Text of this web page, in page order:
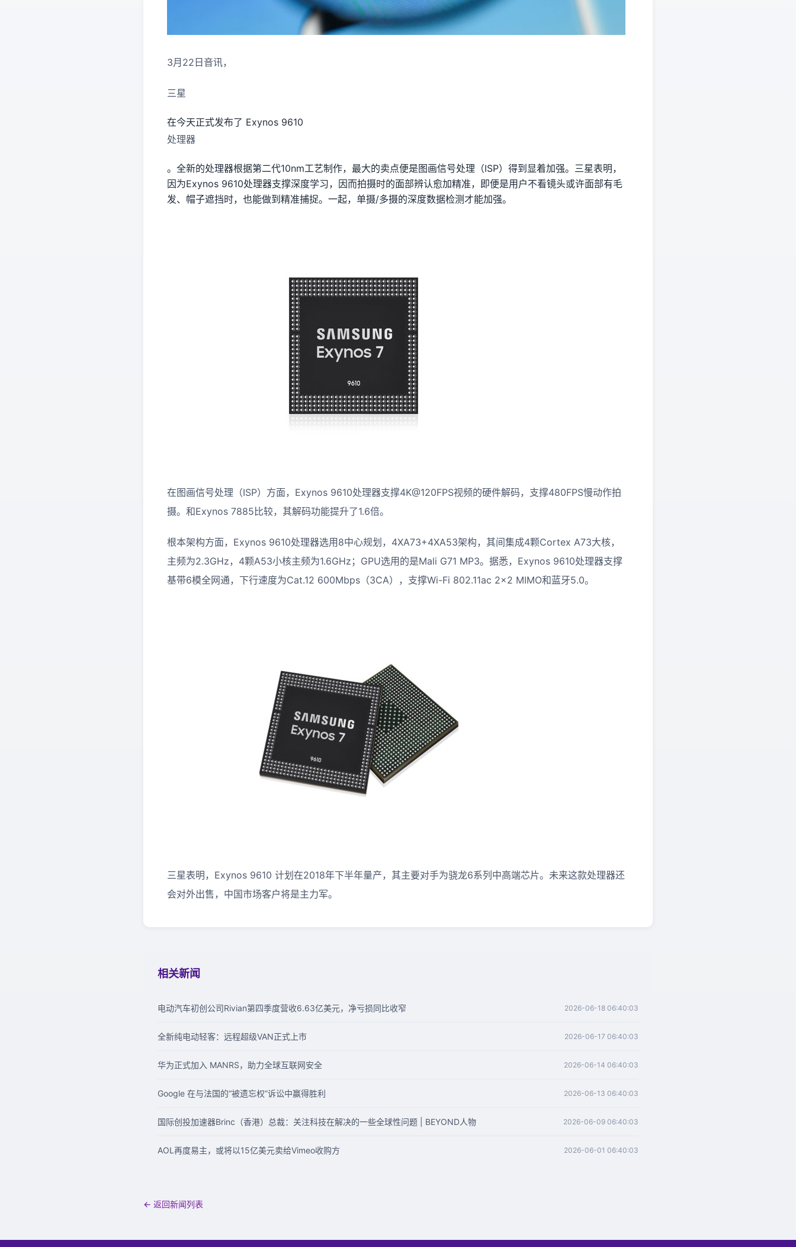
3月22日音讯，
三星
在今天正式发布了 Exynos 9610
处理器
。全新的处理器根据第二代10nm工艺制作，最大的卖点便是图画信号处理（ISP）得到显着加强。三星表明，
因为Exynos 9610处理器支撑深度学习，因而拍摄时的面部辨认愈加精准，即便是用户不看镜头或许面部有毛
发、帽子遮挡时，也能做到精准捕捉。一起，单摄/多摄的深度数据检测才能加强。
在图画信号处理（ISP）方面，Exynos 9610处理器支撑4K@120FPS视频的硬件解码，支撑480FPS慢动作拍
摄。和Exynos 7885比较，其解码功能提升了1.6倍。
根本架构方面，Exynos 9610处理器选用8中心规划，4XA73+4XA53架构，其间集成4颗Cortex A73大核，
主频为2.3GHz，4颗A53小核主频为1.6GHz；GPU选用的是Mali G71 MP3。据悉，Exynos 9610处理器支撑
基带6模全网通，下行速度为Cat.12 600Mbps（3CA），支撑Wi-Fi 802.11ac 2×2 MIMO和蓝牙5.0。
三星表明，Exynos 9610 计划在2018年下半年量产，其主要对手为骁龙6系列中高端芯片。未来这款处理器还
会对外出售，中国市场客户将是主力军。
相关新闻
电动汽车初创公司Rivian第四季度营收6.63亿美元，净亏损同比收窄 2026-06-18 06:40:03
全新纯电动轻客：远程超级VAN正式上市 2026-06-17 06:40:03
华为正式加入 MANRS，助力全球互联网安全 2026-06-14 06:40:03
Google 在与法国的“被遗忘权”诉讼中赢得胜利 2026-06-13 06:40:03
国际创投加速器Brinc（香港）总裁：关注科技在解决的一些全球性问题 | BEYOND人物 2026-06-09 06:40:03
AOL再度易主，或将以15亿美元卖给Vimeo收购方 2026-06-01 06:40:03
← 返回新闻列表